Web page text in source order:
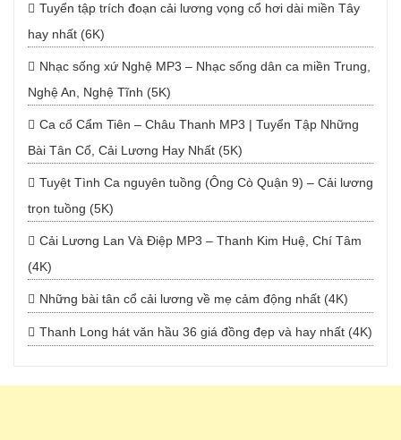
Tuyển tập trích đoạn cải lương vọng cổ hơi dài miền Tây
hay nhất (6K)
Nhạc sống xứ Nghệ MP3 – Nhạc sống dân ca miền Trung,
Nghệ An, Nghệ Tĩnh (5K)
Ca cổ Cẩm Tiên – Châu Thanh MP3 | Tuyển Tập Những
Bài Tân Cổ, Cải Lương Hay Nhất (5K)
Tuyệt Tình Ca nguyên tuồng (Ông Cò Quận 9) – Cải lương
trọn tuồng (5K)
Cải Lương Lan Và Điệp MP3 – Thanh Kim Huệ, Chí Tâm
(4K)
Những bài tân cổ cải lương về mẹ cảm động nhất (4K)
Thanh Long hát văn hầu 36 giá đồng đẹp và hay nhất (4K)